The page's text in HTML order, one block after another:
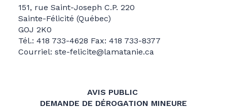
151, rue Saint-Joseph C.P. 220
Sainte-Félicité (Québec)
GOJ 2K0
Tél.: 418 733-4628 Fax: 418 733-8377
Courriel: ste-felicite@lamatanie.ca
AVIS PUBLIC
DEMANDE DE DÉROGATION MINEURE